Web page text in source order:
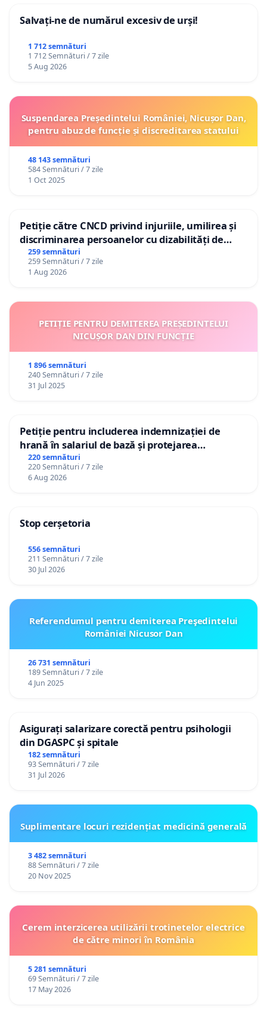
Salvați-ne de numărul excesiv de urși!
1 712 semnături
1 712 Semnături / 7 zile
5 Aug 2026
Suspendarea Președintelui României, Nicușor Dan,
pentru abuz de funcție și discreditarea statului
48 143 semnături
584 Semnături / 7 zile
1 Oct 2025
Petiție către CNCD privind injuriile, umilirea și
discriminarea persoanelor cu dizabilități de
către utilizatorul TikTok „Gorici”
259 semnături
259 Semnături / 7 zile
1 Aug 2026
PETIȚIE PENTRU DEMITEREA PREȘEDINTELUI
NICUȘOR DAN DIN FUNCȚIE
1 896 semnături
240 Semnături / 7 zile
31 Jul 2025
Petiție pentru includerea indemnizației de
hrană în salariul de bază și protejarea
gradațiilor de vechime pentru asistenții
personali
220 semnături
220 Semnături / 7 zile
6 Aug 2026
Stop cerșetoria
556 semnături
211 Semnături / 7 zile
30 Jul 2026
Referendumul pentru demiterea Preşedintelui
României Nicusor Dan
26 731 semnături
189 Semnături / 7 zile
4 Jun 2025
Asigurați salarizare corectă pentru psihologii
din DGASPC și spitale
182 semnături
93 Semnături / 7 zile
31 Jul 2026
Suplimentare locuri rezidențiat medicină generală
3 482 semnături
88 Semnături / 7 zile
20 Nov 2025
Cerem interzicerea utilizării trotinetelor electrice
de către minori în România
5 281 semnături
69 Semnături / 7 zile
17 May 2026